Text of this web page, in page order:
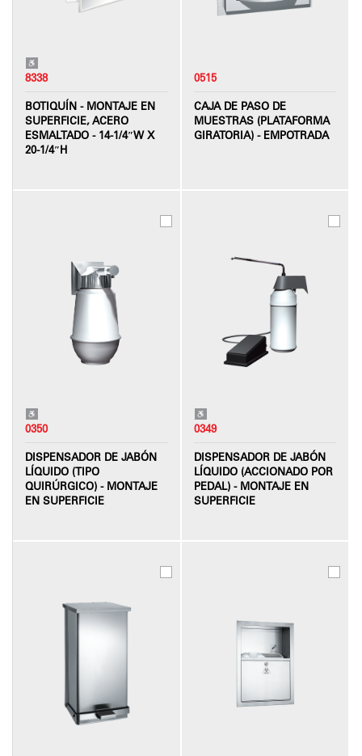
8338
BOTIQUÍN - MONTAJE EN
SUPERFICIE, ACERO
ESMALTADO - 14-1/4″W X
20-1/4″H
0515
CAJA DE PASO DE
MUESTRAS (PLATAFORMA
GIRATORIA) - EMPOTRADA
0350
DISPENSADOR DE JABÓN
LÍQUIDO (TIPO
QUIRÚRGICO) - MONTAJE
EN SUPERFICIE
0349
DISPENSADOR DE JABÓN
LÍQUIDO (ACCIONADO POR
PEDAL) - MONTAJE EN
SUPERFICIE